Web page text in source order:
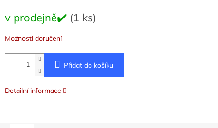
cena:
v prodejně✔️ (1 ks)
Možnosti doručení
Přidat do košíku
Detailní informace